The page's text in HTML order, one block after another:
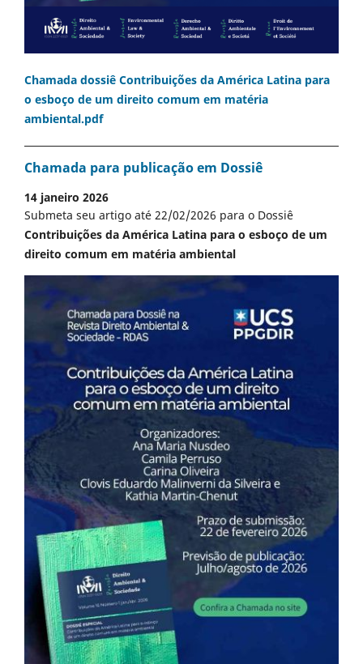
Chamada dossiê Contribuições da América Latina para
o esboço de um direito comum em matéria
ambiental.pdf
Chamada para publicação em Dossiê
14 janeiro 2026
Submeta seu artigo até 22/02/2026 para o Dossiê
Contribuições da América Latina para o esboço de um
direito comum em matéria ambiental